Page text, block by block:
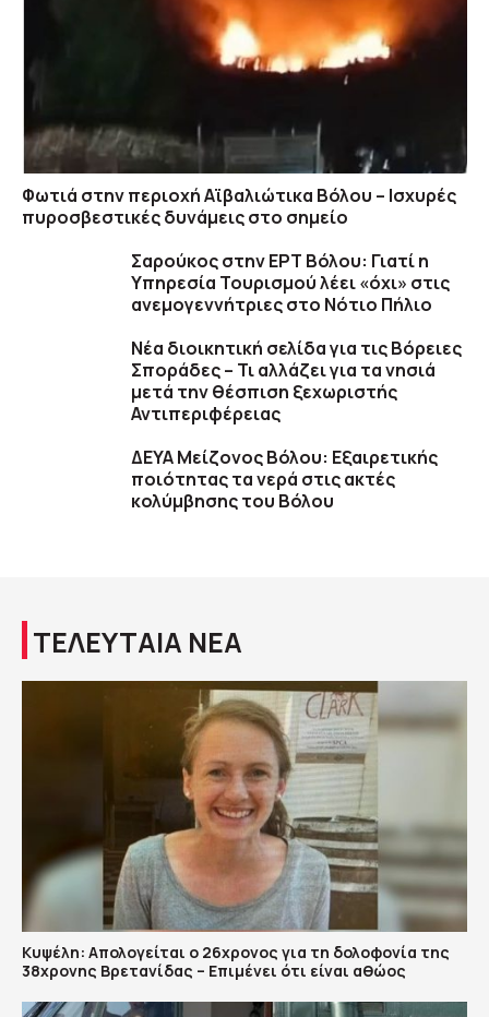
Φωτιά στην περιοχή Αϊβαλιώτικα Βόλου – Ισχυρές
πυροσβεστικές δυνάμεις στο σημείο
Σαρούκος στην ΕΡΤ Βόλου: Γιατί η
Υπηρεσία Τουρισμού λέει «όχι» στις
ανεμογεννήτριες στο Νότιο Πήλιο
Νέα διοικητική σελίδα για τις Βόρειες
Σποράδες – Τι αλλάζει για τα νησιά
μετά την θέσπιση ξεχωριστής
Αντιπεριφέρειας
ΔΕΥΑ Μείζονος Βόλου: Εξαιρετικής
ποιότητας τα νερά στις ακτές
κολύμβησης του Βόλου
ΤΕΛΕΥΤΑΙΑ ΝΕΑ
Κυψέλη: Απολογείται ο 26χρονος για τη δολοφονία της
38χρονης Βρετανίδας – Επιμένει ότι είναι αθώος